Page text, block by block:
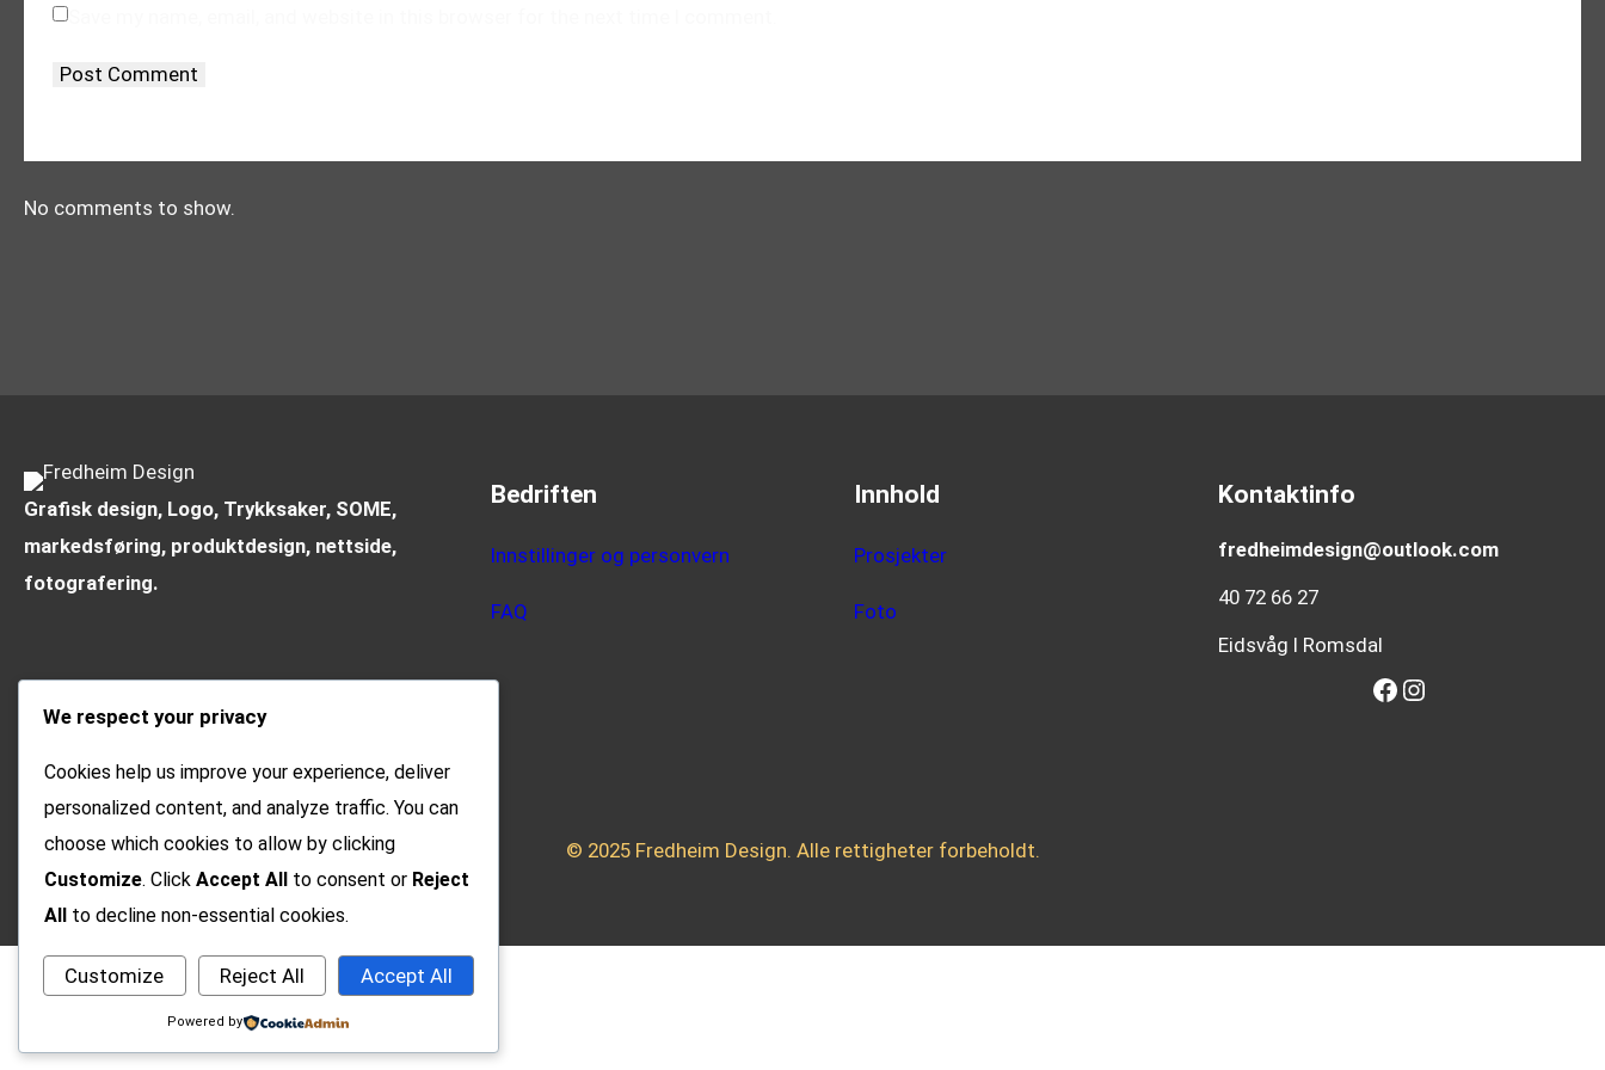
No comments to show.
Grafisk design, Logo, Trykksaker, SOME,
markedsføring, produktdesign, nettside,
fotografering.
Bedriften
Innstillinger og personvern
FAQ
Innhold
Prosjekter
Foto
Kontaktinfo
fredheimdesign@outlook.com
40 72 66 27
Eidsvåg I Romsdal
Facebook
Instagram
© 2025 Fredheim Design. Alle rettigheter forbeholdt.
We respect your privacy
Cookies help us improve your experience, deliver
personalized content, and analyze traffic. You can
choose which cookies to allow by clicking
Customize. Click Accept All to consent or Reject
All
to decline non-essential cookies.
Customize Reject All Accept All
Powered by